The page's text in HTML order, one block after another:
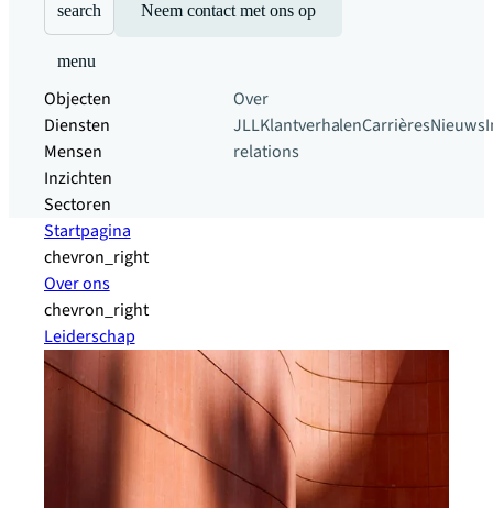
search Neem contact met ons op
menu
Objecten
Diensten
Mensen
Inzichten
Sectoren
Over
JLLKlantverhalenCarrièresNieuws
relations
Startpagina
chevron_right
Over ons
chevron_right
Leiderschap